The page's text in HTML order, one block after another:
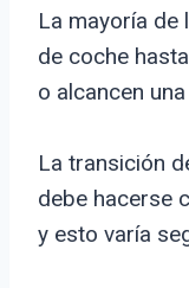
La mayoría de
de coche
o alcancen
La transición
debe hacerse
y esto varía